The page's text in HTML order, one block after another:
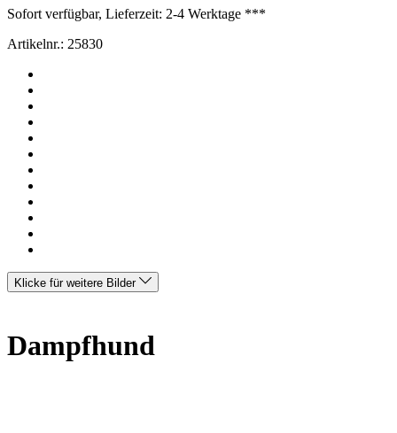
Sofort verfügbar, Lieferzeit: 2-4 Werktage ***
Artikelnr.: 25830
Klicke für weitere Bilder
Dampfhund